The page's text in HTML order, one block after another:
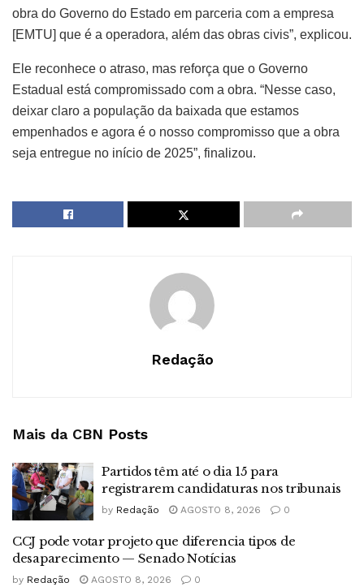
obra do Governo do Estado em parceria com a empresa
[EMTU] que é a operadora, além das obras civis”, explicou.
Ele reconhece o atraso, mas reforça que o Governo
Estadual está compromissado com a obra. “Nesse caso,
deixar claro a população da baixada que estamos
empenhados e agora é o nosso compromisso que a obra
seja entregue no início de 2025”, finalizou.
Redação
Mais da CBN Posts
Partidos têm até o dia 15 para
registrarem candidaturas nos tribunais
by Redação AGOSTO 8, 2026 0
CCJ pode votar projeto que diferencia tipos de
desaparecimento — Senado Notícias
by Redação AGOSTO 8, 2026 0